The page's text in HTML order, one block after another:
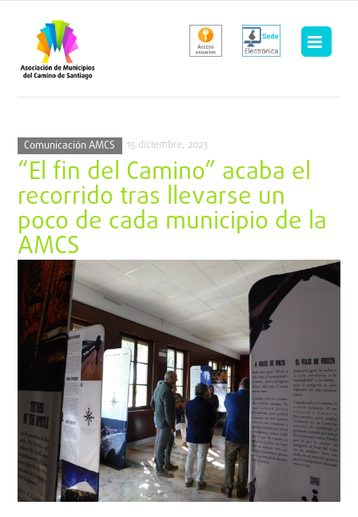
contenido
Comunicación AMCS 15 diciembre, 2023
“El fin del Camino” acaba el
recorrido tras llevarse un
poco de cada municipio de la
AMCS